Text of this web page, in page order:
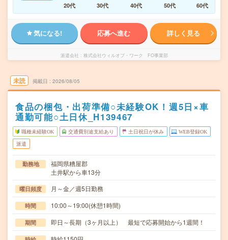
20代
30代 40代 50代 60代
気になる! 応募へ進む 詳しく見る
派遣会社 株式会社ウィルオブ・ワーク FO事業部
未読 掲載日 2026/08/05
食品の梱包・出荷準備○未経験OK！週5日×車
通勤可能○土日休_H139467
職種未経験OK 交通費別途支給あり 土日祝日が休み WEB登録OK
派遣
勤務地
福岡県糟屋郡
土井駅から車13分
曜日頻度 月～金／週5日勤務
時間 10:00～19:00(休憩1時間)
期間 即日～長期（3ヶ月以上） 最短で応募開始から1週間！